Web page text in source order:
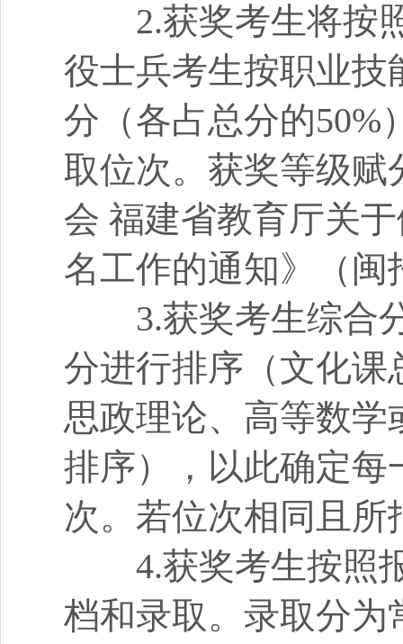
2.获奖考生将按照
役士兵考生按职业技
分（各占总分的50%
取位次。获奖等级赋
会 福建省教育厅关
名工作的通知》（闽
3.获奖考生综合分
分进行排序（文化课
思政理论、高等数
排序），以此确定每
次。若位次相同且
4.获奖考生按照报
档和录取。录取分为